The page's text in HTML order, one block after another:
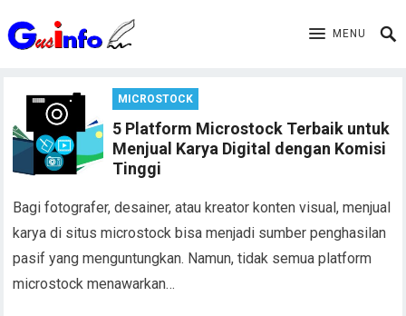
MENU
MICROSTOCK
5 Platform Microstock Terbaik untuk
Menjual Karya Digital dengan Komisi
Tinggi
Bagi fotografer, desainer, atau kreator konten visual, menjual
karya di situs microstock bisa menjadi sumber penghasilan
pasif yang menguntungkan. Namun, tidak semua platform
microstock menawarkan…